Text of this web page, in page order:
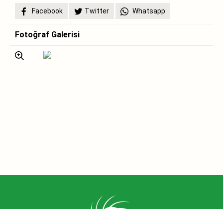
Facebook
Twitter Whatsapp
Fotoğraf Galerisi